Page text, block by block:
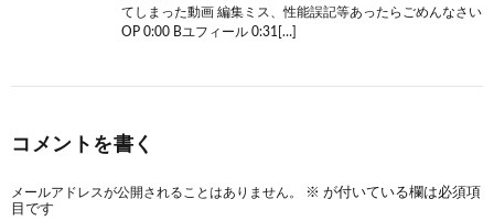
てしまった動画 編集ミス、性能誤記等あったらごめんなさい
OP 0:00 Bユフィール 0:31[…]
コメントを書く
メールアドレスが公開されることはありません。 ※ が付いている欄は必須項
目です